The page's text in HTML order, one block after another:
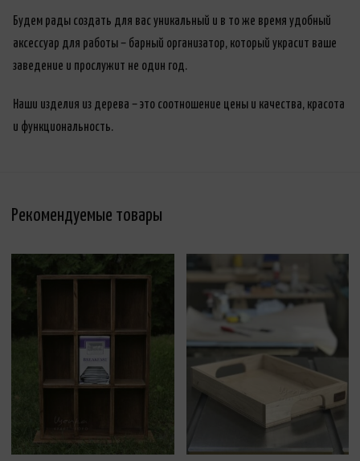
Будем рады создать для вас уникальный и в то же время удобный
аксессуар для работы – барный организатор, который украсит ваше
заведение и прослужит не один год.
Наши изделия из дерева – это соотношение цены и качества, красота
и функциональность.
Рекомендуемые товары